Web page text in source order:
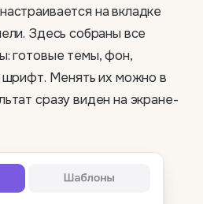
на вкладке
Здесь собраны все
готовые темы, фон,
шрифт. Менять их можно в
сразу виден на экране-